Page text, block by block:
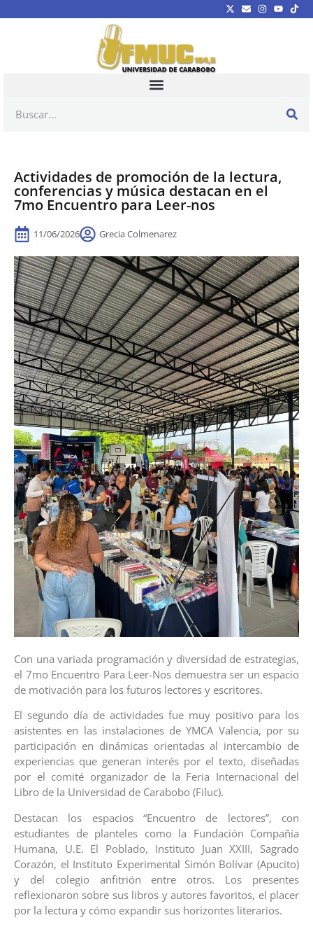
Actividades de promoción de la lectura,
conferencias y música destacan en el
7mo Encuentro para Leer-nos
11/06/2026 Grecia Colmenarez
Con una variada programación y diversidad de estrategias,
el 7mo Encuentro Para Leer-Nos demuestra ser un espacio
de motivación para los futuros lectores y escritores.
El segundo día de actividades fue muy positivo para los
asistentes en las instalaciones de YMCA Valencia, por su
participación en dinámicas orientadas al intercambio de
experiencias que generan interés por el texto, diseñadas
por el comité organizador de la Feria Internacional del
Libro de la Universidad de Carabobo (Filuc).
Destacan los espacios “Encuentro de lectores”, con
estudiantes de planteles como la Fundación Compañía
Humana, U.E. El Poblado, Instituto Juan XXIII, Sagrado
Corazón, el Instituto Experimental Simón Bolívar (Apucito)
y del colegio anfitrión entre otros. Los presentes
reflexionaron sobre sus libros y autores favoritos, el placer
por la lectura y cómo expandir sus horizontes literarios.